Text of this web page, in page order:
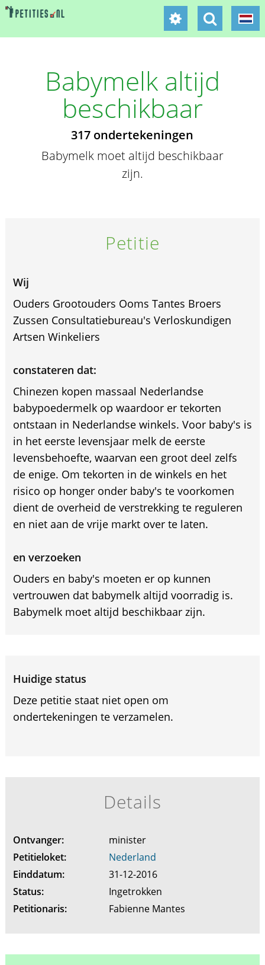
Babymelk altijd
beschikbaar
317 ondertekeningen
Babymelk moet altijd beschikbaar
zijn.
Petitie
Wij
Ouders Grootouders Ooms Tantes Broers
Zussen Consultatiebureau's Verloskundigen
Artsen Winkeliers
constateren dat:
Chinezen kopen massaal Nederlandse
babypoedermelk op waardoor er tekorten
ontstaan in Nederlandse winkels. Voor baby's is
in het eerste levensjaar melk de eerste
levensbehoefte, waarvan een groot deel zelfs
de enige. Om tekorten in de winkels en het
risico op honger onder baby's te voorkomen
dient de overheid de verstrekking te reguleren
en niet aan de vrije markt over te laten.
en verzoeken
Ouders en baby's moeten er op kunnen
vertrouwen dat babymelk altijd voorradig is.
Babymelk moet altijd beschikbaar zijn.
Huidige status
Deze petitie staat niet open om
ondertekeningen te verzamelen.
Details
Ontvanger:
minister
Petitieloket:
Nederland
Einddatum:
31-12-2016
Status:
Ingetrokken
Petitionaris:
Fabienne Mantes